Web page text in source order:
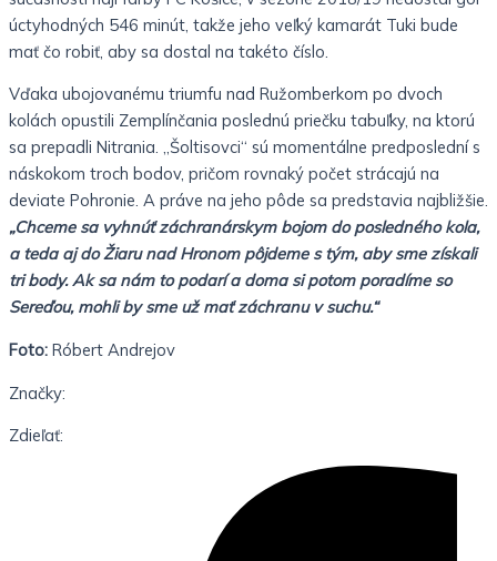
úctyhodných 546 minút, takže jeho veľký kamarát Tuki bude
mať čo robiť, aby sa dostal na takéto číslo.
Vďaka ubojovanému triumfu nad Ružomberkom po dvoch
kolách opustili Zemplínčania poslednú priečku tabuľky, na ktorú
sa prepadli Nitrania. „Šoltisovci“ sú momentálne predposlední s
náskokom troch bodov, pričom rovnaký počet strácajú na
deviate Pohronie. A práve na jeho pôde sa predstavia najbližšie.
„Chceme sa vyhnúť záchranárskym bojom do posledného kola,
a teda aj do Žiaru nad Hronom pôjdeme s tým, aby sme získali
tri body. Ak sa nám to podarí a doma si potom poradíme so
Sereďou, mohli by sme už mať záchranu v suchu.“
Foto: Róbert Andrejov
Značky:
Zdieľať: